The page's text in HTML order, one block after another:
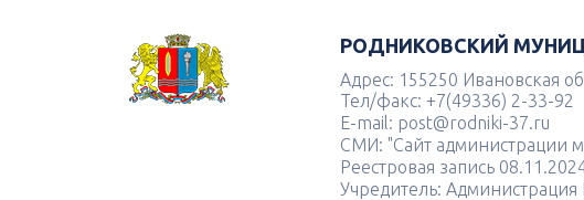
РОДНИКОВСКИЙ
Адрес: 155250 Ивановская
Тел/факс: +7(49336) 2-33-92
E-mail: post@rodniki-37.ru
СМИ: "Сайт администрации
Реестровая запись
Учредитель: